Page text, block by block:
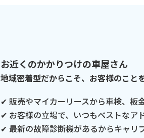
お近くのかかりつけの車屋さん
地域密着型だからこそ、お客様のこと
✔ 販売やマイカーリースから車検、板
✔ お客様の立場で、いつもベストなア
✔ 最新の故障診断機があるからキャリ